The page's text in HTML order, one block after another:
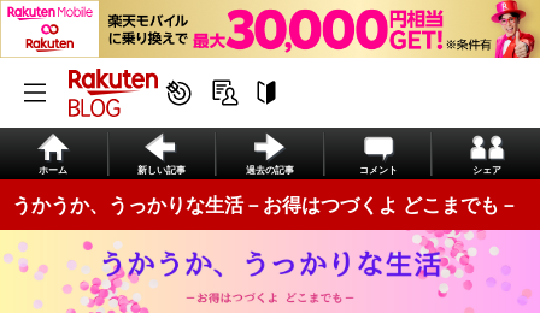
ホーム 新しい記事 過去の記事 コメント シェア
うかうか、うっかりな生活－お得はつづくよ どこまでも－